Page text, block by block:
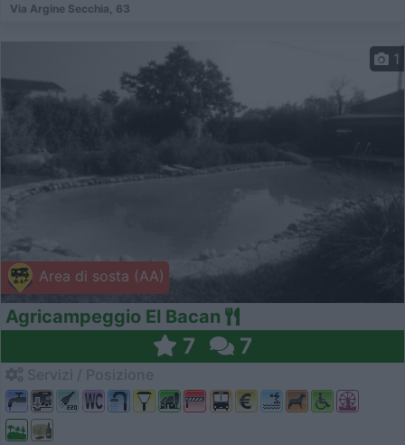
Via Argine Secchia, 63
Area di sosta (AA)
1
Agricampeggio El Bacan
7 7